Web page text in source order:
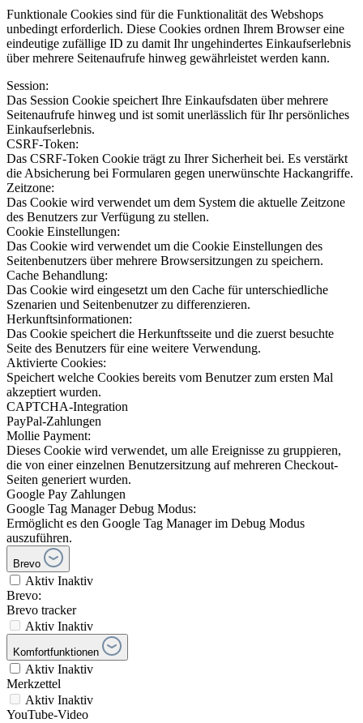
Funktionale Cookies sind für die Funktionalität des Webshops
unbedingt erforderlich. Diese Cookies ordnen Ihrem Browser eine
eindeutige zufällige ID zu damit Ihr ungehindertes Einkaufserlebnis
über mehrere Seitenaufrufe hinweg gewährleistet werden kann.
Session:
Das Session Cookie speichert Ihre Einkaufsdaten über mehrere
Seitenaufrufe hinweg und ist somit unerlässlich für Ihr persönliches
Einkaufserlebnis.
CSRF-Token:
Das CSRF-Token Cookie trägt zu Ihrer Sicherheit bei. Es verstärkt
die Absicherung bei Formularen gegen unerwünschte Hackangriffe.
Zeitzone:
Das Cookie wird verwendet um dem System die aktuelle Zeitzone
des Benutzers zur Verfügung zu stellen.
Cookie Einstellungen:
Das Cookie wird verwendet um die Cookie Einstellungen des
Seitenbenutzers über mehrere Browsersitzungen zu speichern.
Cache Behandlung:
Das Cookie wird eingesetzt um den Cache für unterschiedliche
Szenarien und Seitenbenutzer zu differenzieren.
Herkunftsinformationen:
Das Cookie speichert die Herkunftsseite und die zuerst besuchte
Seite des Benutzers für eine weitere Verwendung.
Aktivierte Cookies:
Speichert welche Cookies bereits vom Benutzer zum ersten Mal
akzeptiert wurden.
CAPTCHA-Integration
PayPal-Zahlungen
Mollie Payment:
Dieses Cookie wird verwendet, um alle Ereignisse zu gruppieren,
die von einer einzelnen Benutzersitzung auf mehreren Checkout-
Seiten generiert wurden.
Google Pay Zahlungen
Google Tag Manager Debug Modus:
Ermöglicht es den Google Tag Manager im Debug Modus
auszuführen.
Brevo
Aktiv Inaktiv
Brevo:
Brevo tracker
Aktiv Inaktiv
Komfortfunktionen
Aktiv Inaktiv
Merkzettel
Aktiv Inaktiv
YouTube-Video